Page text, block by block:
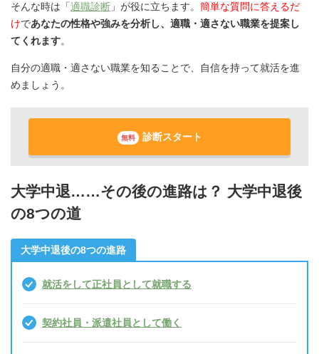
そんな時は「適職診断 」が役に立ちます。 簡単な質問に答えるだ
けであなたの性格や強みを分析し、適職・適さない職業を提案し
てくれます。
自分の適職・適さない職業を知ることで、自信を持って就活を進
めましょう。
無料 診断スタート
大学中退……その後の進路は？ 大学中退後
の8つの道
大学中退後の8つの進路
就活をして正社員として就職する
契約社員・派遣社員として働く